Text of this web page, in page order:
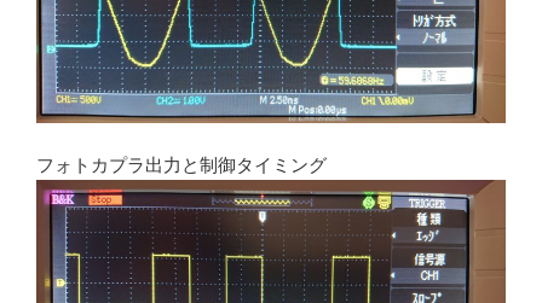
フォトカプラ出力と制御タイミング